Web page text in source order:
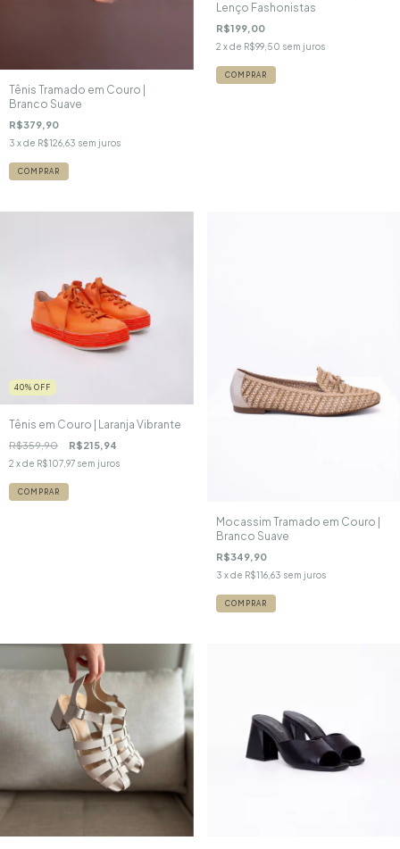
Tênis Tramado em Couro |
Branco Suave
R$379,90
3 x de R$126,63 sem juros
COMPRAR
Lenço Fashonistas
R$199,00
2 x de R$99,50 sem juros
COMPRAR
40% OFF
Tênis em Couro | Laranja Vibrante
R$359,90 R$215,94
2 x de R$107,97 sem juros
COMPRAR
Mocassim Tramado em Couro |
Branco Suave
R$349,90
3 x de R$116,63 sem juros
COMPRAR